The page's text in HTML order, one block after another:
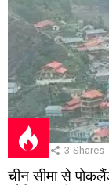
3 Shares
चीन सीमा से